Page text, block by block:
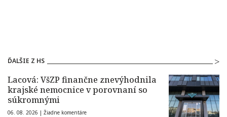
ĎALŠIE Z HS
Lacová: VšZP finančne znevýhodnila
krajské nemocnice v porovnaní so
súkromnými
06. 08. 2026 | Žiadne komentáre